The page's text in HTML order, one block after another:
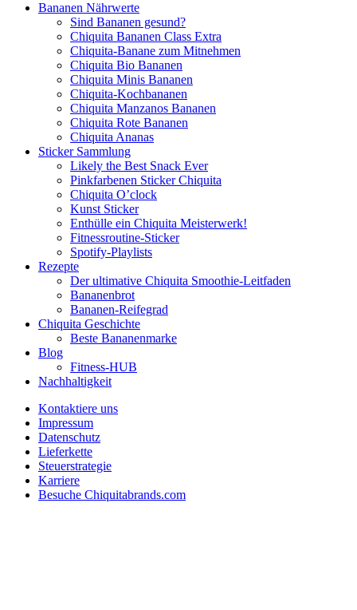
Bananen Nährwerte
Sind Bananen gesund?
Chiquita Bananen Class Extra
Chiquita-Banane zum Mitnehmen
Chiquita Bio Bananen
Chiquita Minis Bananen
Chiquita-Kochbananen
Chiquita Manzanos Bananen
Chiquita Rote Bananen
Chiquita Ananas
Sticker Sammlung
Likely the Best Snack Ever
Pinkfarbenen Sticker Chiquita
Chiquita O’clock
Kunst Sticker
Enthülle ein Chiquita Meisterwerk!
Fitnessroutine-Sticker
Spotify-Playlists
Rezepte
Der ultimative Chiquita Smoothie-Leitfaden
Bananenbrot
Bananen-Reifegrad
Chiquita Geschichte
Beste Bananenmarke
Blog
Fitness-HUB
Nachhaltigkeit
Kontaktiere uns
Impressum
Datenschutz
Lieferkette
Steuerstrategie
Karriere
Besuche Chiquitabrands.com